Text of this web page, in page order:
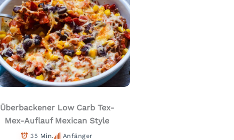
Überbackener Low Carb Tex-
Mex-Auflauf Mexican Style
35 Min. Anfänger